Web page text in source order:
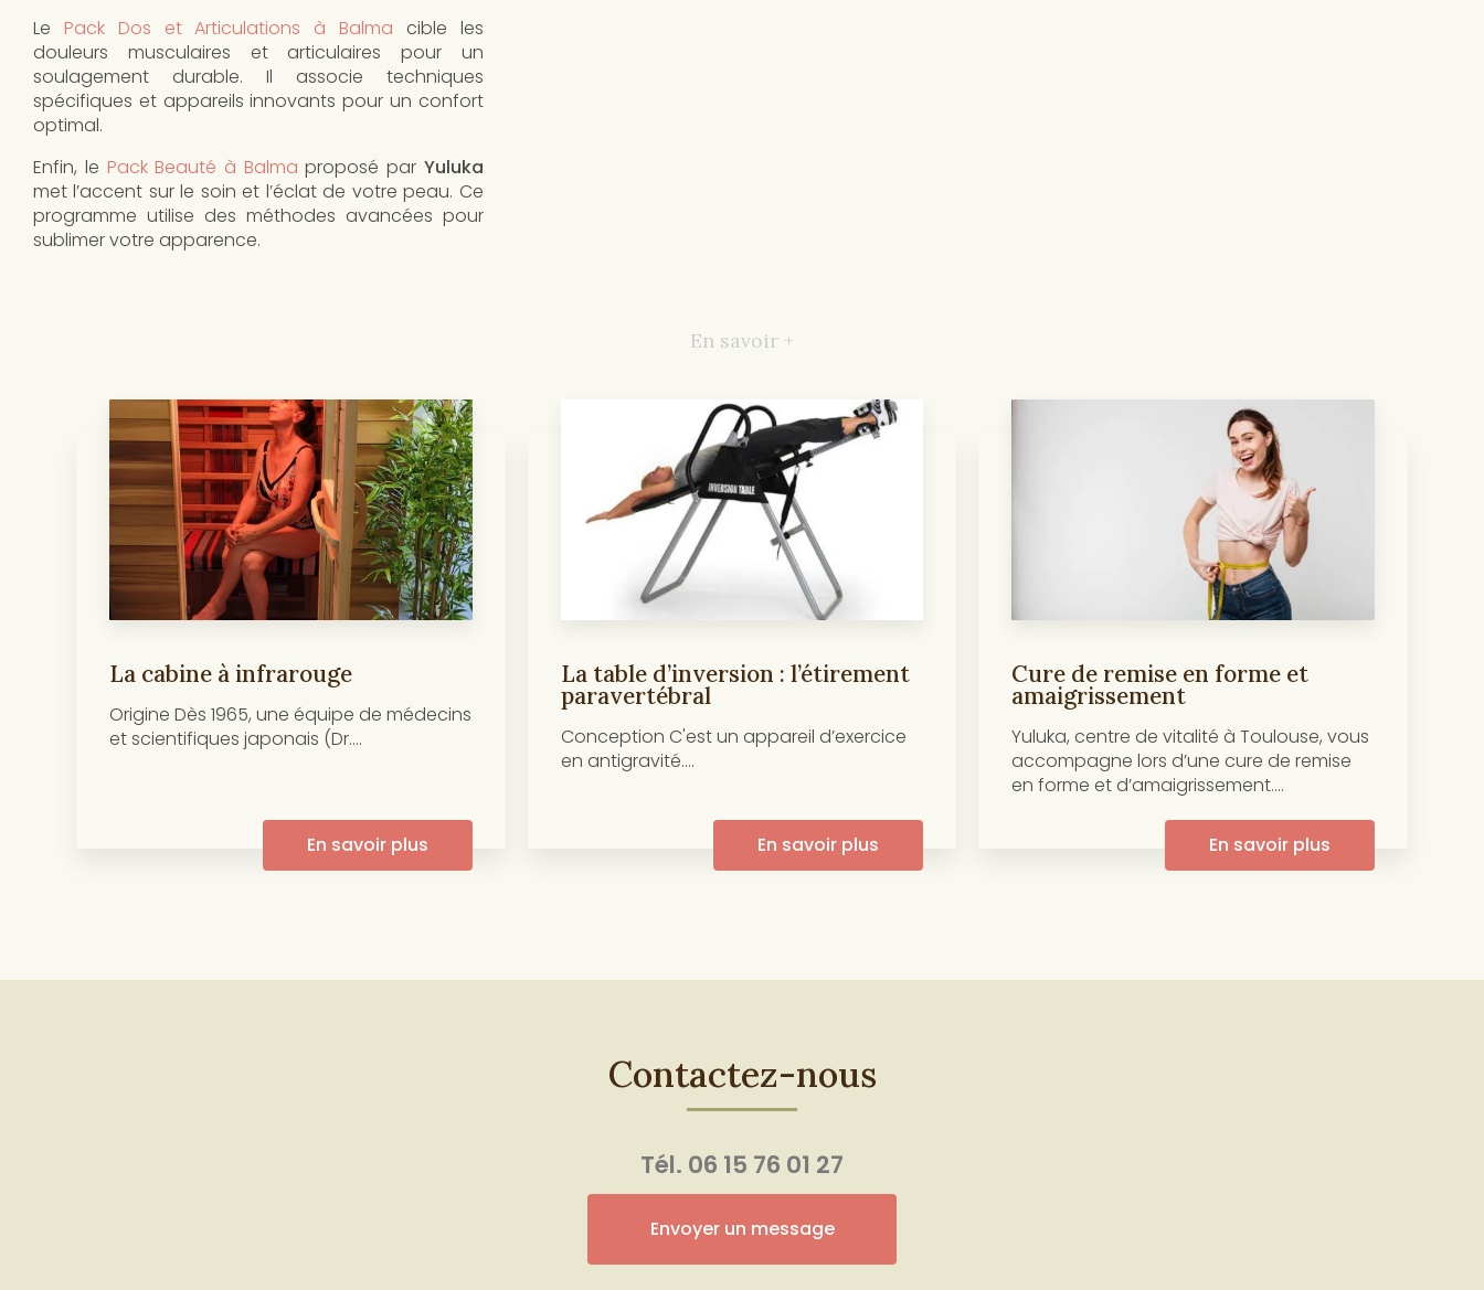
Le Pack Dos et Articulations à Balma cible les
douleurs musculaires et articulaires pour un
soulagement durable. Il associe techniques
spécifiques et appareils innovants pour un confort
optimal.
Enfin, le Pack Beauté à Balma proposé par Yuluka
met l’accent sur le soin et l’éclat de votre peau. Ce
programme utilise des méthodes avancées pour
sublimer votre apparence.
En savoir +
La cabine à infrarouge
Origine Dès 1965, une équipe de médecins
et scientifiques japonais (Dr....
En savoir plus
La table d’inversion : l’étirement
paravertébral
Conception C'est un appareil d’exercice
en antigravité....
En savoir plus
Cure de remise en forme et
amaigrissement
Yuluka, centre de vitalité à Toulouse, vous
accompagne lors d’une cure de remise
en forme et d’amaigrissement....
En savoir plus
Contactez-nous
Tél. 06 15 76 01 27
Envoyer un message